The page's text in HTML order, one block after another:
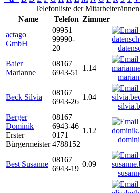
Telefonliste der Mitarbeiter/
Name
Telefon Zimmer
actago
GmbH
09951
99990-
20
Baier
Marianne
08167
6943-51
1.14
Beck Silvia
08167
6943-26
1.04
Berger
Dominik
Erster
Bürgermeister
08167
6943-46
0171
4788152
1.12
Best Susanne
08167
6943-19
0.09